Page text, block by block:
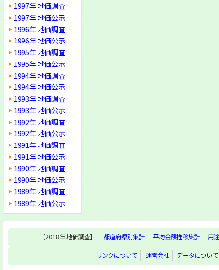
1997年 地価調査
1997年 地価公示
1996年 地価調査
1996年 地価公示
1995年 地価調査
1995年 地価公示
1994年 地価調査
1994年 地価公示
1993年 地価調査
1993年 地価公示
1992年 地価調査
1992年 地価公示
1991年 地価調査
1991年 地価公示
1990年 地価調査
1990年 地価公示
1989年 地価調査
1989年 地価公示
【2018年 地価調査】 都道府県別集計 平均金額推移集計 用
リンクについて 運営会社 データについて